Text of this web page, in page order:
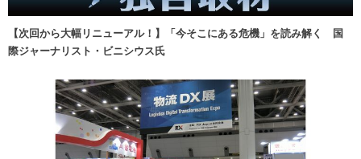
【次回から大幅リニューアル！】「今そこにある危機」を読み解く 国
際ジャーナリスト・ビニシウス氏